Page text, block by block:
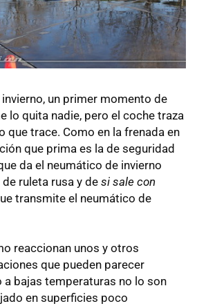
un primer momento de
lo quita nadie, pero el coche traza
que trace. Como en la frenada en
que prima es la de seguridad
da el neumático de invierno
ruleta rusa y de si sale con
transmite el neumático de
reaccionan unos y otros
que pueden parecer
a bajas temperaturas no lo son
en superficies poco